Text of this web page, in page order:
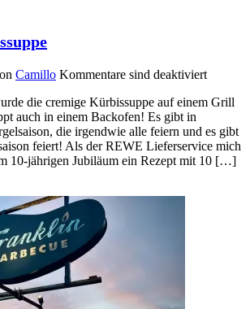
Camillo Kommentare sind deaktiviert
die cremige Kürbissuppe auf einem Grill
auch in einem Backofen! Es gibt in
die irgendwie alle feiern und es gibt
feiert! Als der REWE Lieferservice mich
10-jährigen Jubiläum ein Rezept mit 10 […]